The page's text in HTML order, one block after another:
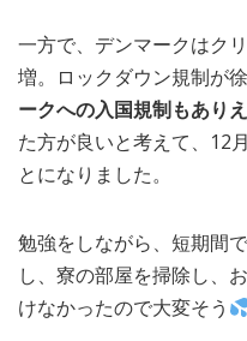
一方で、デンマークはク
増。ロックダウン規制が
ークへの入国規制もあり
た方が良いと考えて、12
とになりました。
勉強をしながら、短期間
し、寮の部屋を掃除し、
けなかったので大変そう